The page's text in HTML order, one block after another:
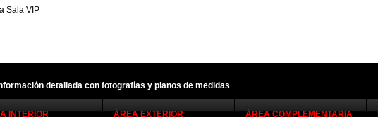
Sala VIP
detallada con fotografías y planos de medidas
INTERIOR ÁREA EXTERIOR ÁREA COMPLEMENTARIA